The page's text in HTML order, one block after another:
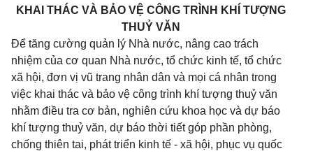
KHAI THÁC VÀ BẢO VỆ CÔNG TRÌNH KHÍ TƯỢNG
THUỶ VĂN
Để tăng cường quản lý Nhà nước, nâng cao trách
nhiệm của cơ quan Nhà nước, tổ chức kinh tế, tổ chức
xã hội, đơn vị vũ trang nhân dân và mọi cá nhân trong
việc khai thác và bảo vệ công trình khí tượng thuỷ văn
nhằm điều tra cơ bản, nghiên cứu khoa học và dự báo
khí tượng thuỷ văn, dự báo thời tiết góp phần phòng,
chống thiên tai, phát triển kinh tế - xã hội, phục vụ quốc